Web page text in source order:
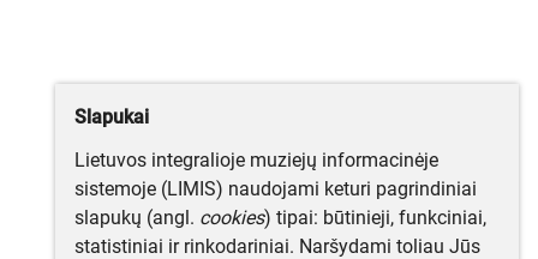
Slapukai
Lietuvos integralioje muziejų informacinėje
sistemoje (LIMIS) naudojami keturi pagrindiniai
slapukų (angl. cookies) tipai: būtinieji, funkciniai,
statistiniai ir rinkodariniai. Naršydami toliau Jūs